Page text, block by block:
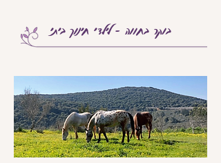
בוקר בחווה - לילדי חינוך ביתי